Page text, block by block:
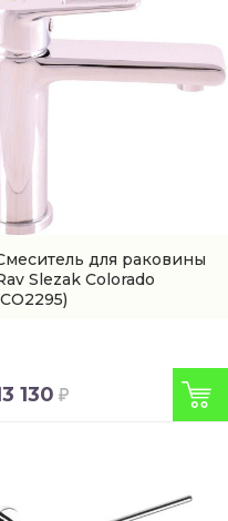
для раковины
Slezak Colorado
130